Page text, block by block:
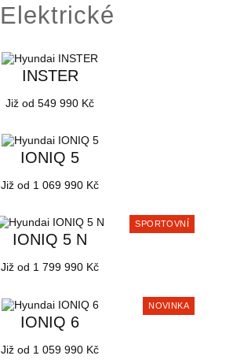
Elektrické
INSTER
Již od 549 990 Kč
IONIQ 5
Již od 1 069 990 Kč
IONIQ 5 N
Již od 1 799 990 Kč
SPORTOVNÍ
IONIQ 6
Již od 1 059 990 Kč
NOVINKA